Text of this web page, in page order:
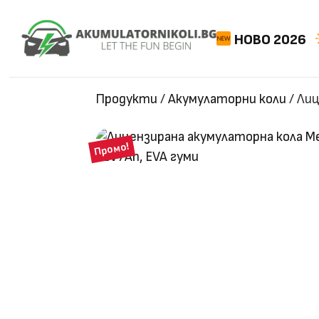
НОВО 2026
Продукти /Акумулаторни коли /
Промо!